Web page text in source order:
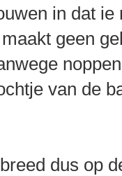
in dat
geen
van de
dus op